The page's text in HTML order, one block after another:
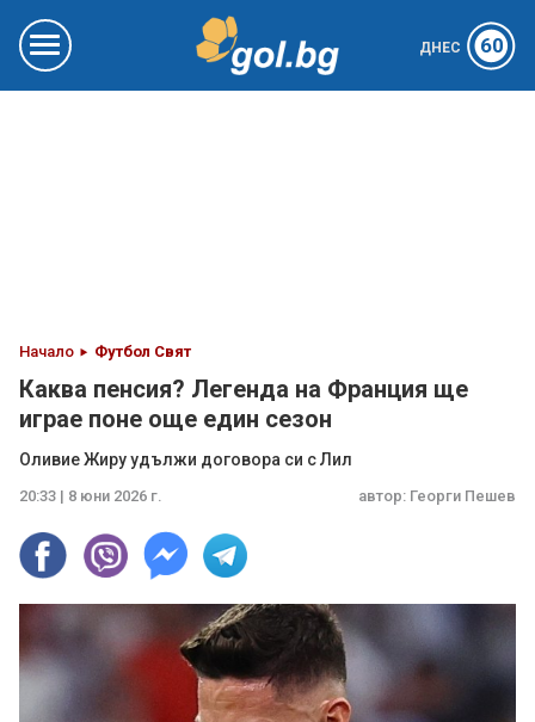
ДНЕС 60
Начало Футбол Свят
Каква пенсия? Легенда на Франция ще
играе поне още един сезон
Оливие Жиру удължи договора си с Лил
20:33 | 8 юни 2026 г. автор: Георги Пешев